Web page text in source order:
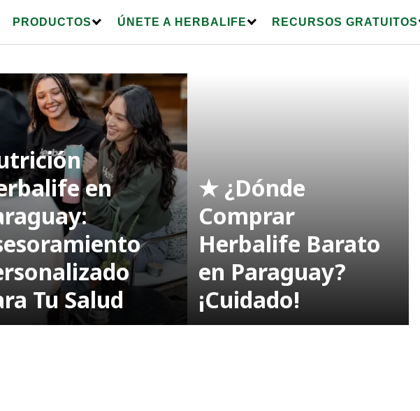
PRODUCTOS ÚNETE A HERBALIFE RECURSOS GRATUITOS
en
Tu Salud
★ ¿Dónde
Comprar
Herbalife Barato
en Paraguay?
¡Cuidado!